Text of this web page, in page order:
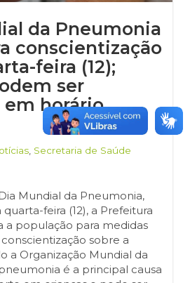
da Pneumonia
conscientização
feira (12);
ser
em horário
Secretaria de Saúde
Mundial da Pneumonia,
feira (12), a Prefeitura
a população para medidas
sobre a
a Organização Mundial da
é a principal causa